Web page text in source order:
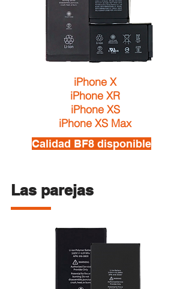
iPhone X
iPhone XR
iPhone XS
iPhone XS Max
Calidad BF8 disponible
Las parejas